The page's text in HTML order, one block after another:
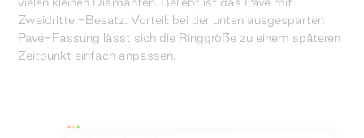
Zweidrittel-Besatz. Vorteil: bei der unten ausgesparten
Pavé-Fassung lässt sich die Ringgröße zu einem späteren
Zeitpunkt einfach anpassen.